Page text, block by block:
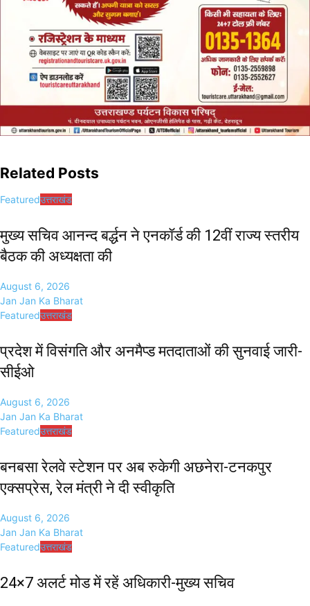
Related Posts
Featuredउत्तराखंड
मुख्य सचिव आनन्द बर्द्धन ने एनकॉर्ड की 12वीं राज्य स्तरीय
बैठक की अध्यक्षता की
August 6, 2026
Jan Jan Ka Bharat
Featuredउत्तराखंड
प्रदेश में विसंगति और अनमैप्ड मतदाताओं की सुनवाई जारी-
सीईओ
August 6, 2026
Jan Jan Ka Bharat
Featuredउत्तराखंड
बनबसा रेलवे स्टेशन पर अब रुकेगी अछनेरा-टनकपुर
एक्सप्रेस, रेल मंत्री ने दी स्वीकृति
August 6, 2026
Jan Jan Ka Bharat
Featuredउत्तराखंड
24×7 अलर्ट मोड में रहें अधिकारी-मुख्य सचिव